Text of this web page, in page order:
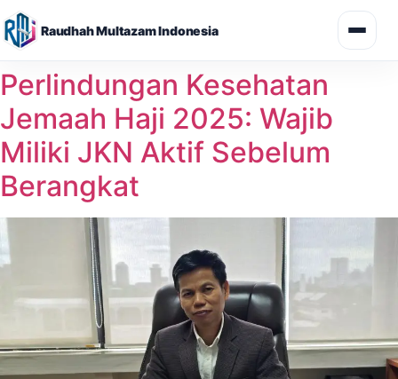
Raudhah Multazam Indonesia
Skip
to
content
Perlindungan Kesehatan
Jemaah Haji 2025: Wajib
Miliki JKN Aktif Sebelum
Berangkat